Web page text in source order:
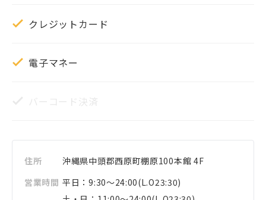
クレジットカード
電子マネー
住所 沖縄県中頭郡西原町棚原100本館 4F
営業時間 平日：9:30～24:00(L.O23:30)